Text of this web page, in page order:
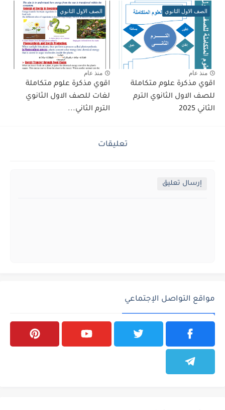
الصف الاول الثانوي
منذ عام
اقوي مذكرة علوم متكاملة
للصف الاول الثانوي الترم
الثاني 2025
الصف الاول الثانوي
منذ عام
اقوي مذكرة علوم متكاملة
لغات للصف الاول الثانوي
الترم الثاني...
تعليقات
إرسال تعليق
مواقع التواصل الإجتماعي